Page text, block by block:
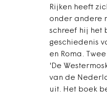
Rijken heeft
onder andere
schreef hij het
geschiedenis
en Roma.
'De
van de
uit. Het boek